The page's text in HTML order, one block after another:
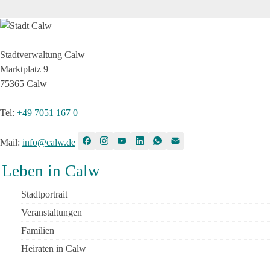
Stadtverwaltung Calw
Marktplatz 9
75365 Calw
Tel: +49 7051 167 0
Mail: info@calw.de
Leben in Calw
Stadtportrait
Veranstaltungen
Familien
Heiraten in Calw